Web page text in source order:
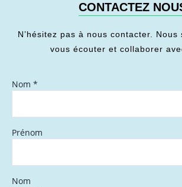
CONTACTEZ
N’hésitez pas à nous contacter.
vous écouter et collaborer
Nom *
Prénom
Nom